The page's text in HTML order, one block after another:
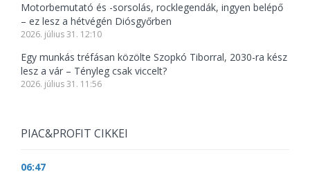
Motorbemutató és -sorsolás, rocklegendák, ingyen belépő
– ez lesz a hétvégén Diósgyőrben
2026. július 31. 12:10
Egy munkás tréfásan közölte Szopkó Tiborral, 2030-ra kész
lesz a vár – Tényleg csak viccelt?
2026. július 31. 11:56
PIAC&PROFIT CIKKEI
06:47